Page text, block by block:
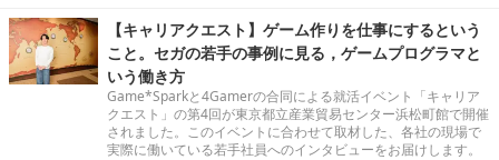
【キャリアクエスト】ゲーム作りを仕事にするという
こと。セガの若手の事例に見る，ゲームプログラマと
いう働き方
Game*Sparkと4Gamerの合同による就活イベント「キャリア
クエスト」の第4回が東京都立産業貿易センター浜松町館で開催
されました。このイベントに合わせて取材した、各社の現場で
実際に働いている若手社員へのインタビューをお届けします。